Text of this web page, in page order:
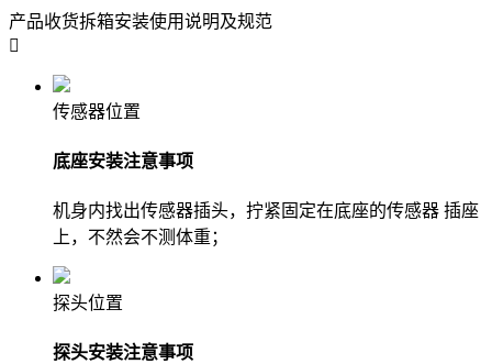
产品收货拆箱安装使用说明及规范

传感器位置
底座安装注意事项
机身内找出传感器插头，拧紧固定在底座的传感器 插座
上，不然会不测体重；
探头位置
探头安装注意事项